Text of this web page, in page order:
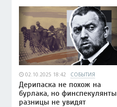
02.10.2025 18:42 СОБЫТИЯ
Дерипаска не похож на
бурлака, но финспекулянты
разницы не увидят